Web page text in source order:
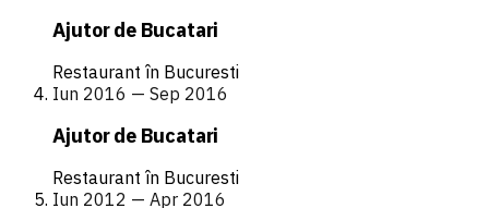
Ajutor de Bucatari
Restaurant în Bucuresti
Iun 2016 — Sep 2016
Ajutor de Bucatari
Restaurant în Bucuresti
Iun 2012 — Apr 2016